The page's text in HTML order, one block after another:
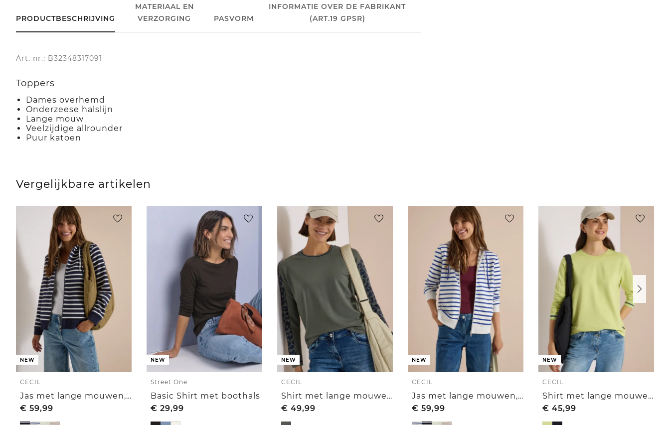
PRODUCTBESCHRIJVING
MATERIAAL EN
VERZORGING
PASVORM
INFORMATIE OVER DE FABRIKANT
(ART.19 GPSR)
Art. nr.: B32348317091
Toppers
Dames overhemd
Onderzeese halslijn
Lange mouw
Veelzijdige allrounder
Puur katoen
Vergelijkbare artikelen
NEW
CECIL
Jas met lange mouwen, capuchon en structuur
€ 59,99
NEW
Street One
Basic Shirt met boothals
€ 29,99
NEW
CECIL
Shirt met lange mouwen, ronde hals en luipaardprintdetails
€ 49,99
NEW
CECIL
Jas met lange mouwen, capuchon en structuur
€ 59,99
NEW
CECIL
Shirt met lange mouwen, ronde hals en streepjesmotief
€ 45,99